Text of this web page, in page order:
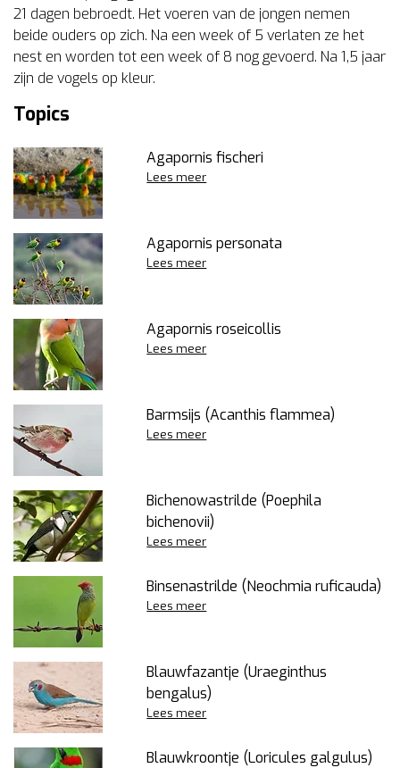
21 dagen bebroedt. Het voeren van de jongen nemen
beide ouders op zich. Na een week of 5 verlaten ze het
nest en worden tot een week of 8 nog gevoerd. Na 1,5 jaar
zijn de vogels op kleur.
Topics
Agapornis fischeri
Lees meer
Agapornis personata
Lees meer
Agapornis roseicollis
Lees meer
Barmsijs (Acanthis flammea)
Lees meer
Bichenowastrilde (Poephila
bichenovii)
Lees meer
Binsenastrilde (Neochmia ruficauda)
Lees meer
Blauwfazantje (Uraeginthus
bengalus)
Lees meer
Blauwkroontje (Loricules galgulus)